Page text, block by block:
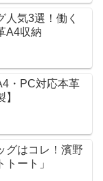
人気3選！働く
A4収納
・PC対応本革
グはコレ！濱野
ート」